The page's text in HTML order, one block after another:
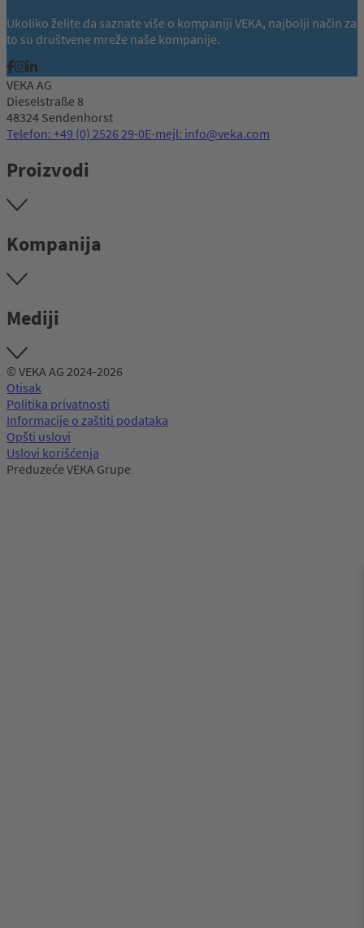
Ukoliko želite da saznate više o kompaniji VEKA, najbolji način za
to su društvene mreže naše kompanije.
VEKA AG
Dieselstraße 8
48324 Sendenhorst
Telefon: +49 (0) 2526 29-0E-mejl: info@veka.com
Proizvodi
Kompanija
Mediji
© VEKA AG 2024-2026
Otisak
Politika privatnosti
Informacije o zaštiti podataka
Opšti uslovi
Uslovi korišćenja
Preduzeće VEKA Grupe